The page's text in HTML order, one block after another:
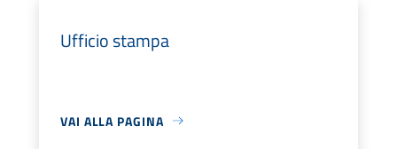
Ufficio stampa
VAI ALLA PAGINA